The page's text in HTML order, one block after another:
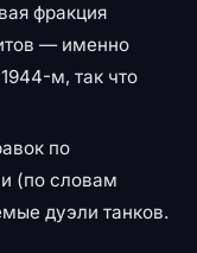
фракция
— именно
м, так что
по
(по словам
дуэли танков.